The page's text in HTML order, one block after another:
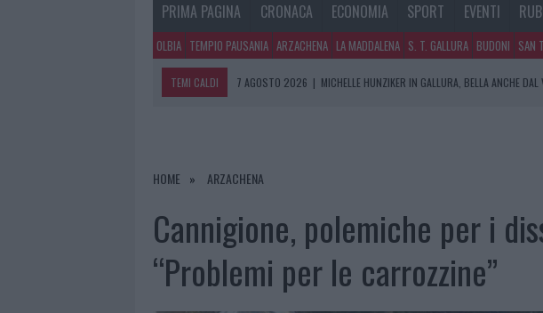
PRIMA PAGINA CRONACA ECONOMIA SPORT EVENTI
OLBIA TEMPIO PAUSANIA ARZACHENA LA MADDALENA S. T. GALLURA BUDONI SAN
TEMI CALDI 7 AGOSTO 2026 | MICHELLE HUNZIKER IN GALLURA, BELLA ANCHE
7 AGOSTO 2026 | PAUSA CAFFÈ IMPECCABILE: COME SCEGLIERE LA SOLUZIONE IDEALE
HOME ARZACHENA
Cannigione, polemiche per i
“Problemi per le carrozzine”